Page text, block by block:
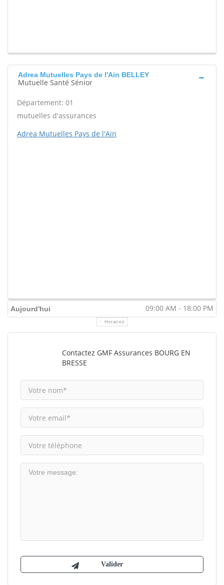
Adrea Mutuelles Pays de l'Ain BELLEY
Mutuelle Santé Sénior
Département: 01
mutuelles d'assurances
Adrea Mutuelles Pays de l'Ain
Aujourd'hui 09:00 AM - 18:00 PM
Horaires
Contactez GMF Assurances BOURG EN
BRESSE